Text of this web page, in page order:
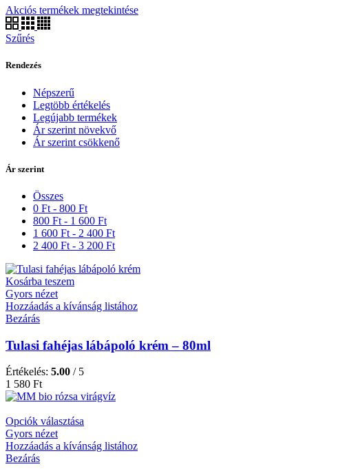
Akciós termékek megtekintése
Szűrés
Rendezés
Népszerű
Legtöbb értékelés
Legújabb termékek
Ár szerint növekvő
Ár szerint csökkenő
Ár szerint
Összes
0 Ft - 800 Ft
800 Ft - 1 600 Ft
1 600 Ft - 2 400 Ft
2 400 Ft - 3 200 Ft
Kosárba teszem
Gyors nézet
Hozzáadás a kívánság listához
Bezárás
Tulasi fahéjas lábápoló krém – 80ml
Értékelés: 5.00 / 5
1 580 Ft
Opciók választása
Gyors nézet
Hozzáadás a kívánság listához
Bezárás